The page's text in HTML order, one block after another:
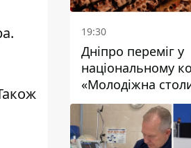
19:30
Дніпро переміг у
національному
«Молодіжна
України – 2026»